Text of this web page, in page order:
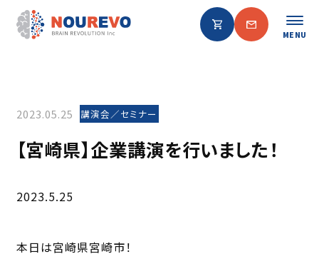
MENU
2023.05.25 講演会／セミナー
【宮崎県】企業講演を行いました！
2023.5.25
本日は宮崎県宮崎市！